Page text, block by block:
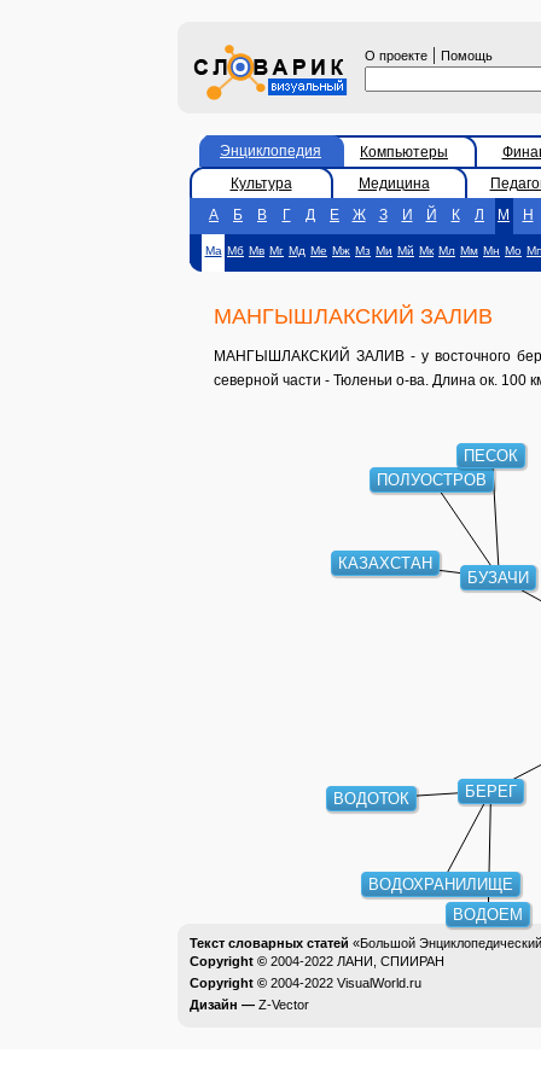
О проекте | Помощь
Энциклопедия Компьютеры
Культура
Медицина
А
Б В Г Д Е Ж З И Й К Л М Н
Ма Мб Мв Мг Мд Ме Мж Мз Ми Мй Мк Мл Мм Мн Мо Мп
МАНГЫШЛАКСКИЙ ЗАЛИВ
МАНГЫШЛАКСКИЙ ЗАЛИВ - у восточного
северной части - Тюленьи о-ва. Длина ок. 100
БУЗАЧИ
БЕРЕГ
ПОЛУОСТРОВ
ПЕСОК
КАЗАХСТАН
ВОДОТОК
ВОДОХРАНИЛИЩЕ
ВОДОЕМ
Текст словарных статей «Большой
Copyright © 2004-2022 ЛАНИ, СПИИРАН
Copyright © 2004-2022 VisualWorld.ru
Дизайн — Z-Vector